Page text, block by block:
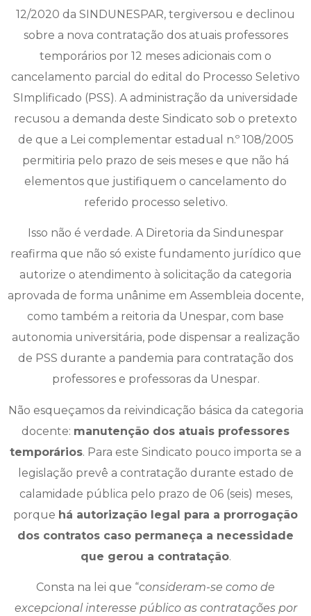
12/2020 da SINDUNESPAR, tergiversou e declinou
sobre a nova contratação dos atuais professores
temporários por 12 meses adicionais com o
cancelamento parcial do edital do Processo Seletivo
SImplificado (PSS). A administração da universidade
recusou a demanda deste Sindicato sob o pretexto
de que a Lei complementar estadual n.º 108/2005
permitiria pelo prazo de seis meses e que não há
elementos que justifiquem o cancelamento do
referido processo seletivo.
Isso não é verdade. A Diretoria da Sindunespar
reafirma que não só existe fundamento jurídico que
autorize o atendimento à solicitação da categoria
aprovada de forma unânime em Assembleia docente,
como também a reitoria da Unespar, com base
autonomia universitária, pode dispensar a realização
de PSS durante a pandemia para contratação dos
professores e professoras da Unespar.
Não esqueçamos da reivindicação básica da categoria
docente: manutenção dos atuais professores
temporários. Para este Sindicato pouco importa se a
legislação prevê a contratação durante estado de
calamidade pública pelo prazo de 06 (seis) meses,
porque há autorização legal para a prorrogação
dos contratos caso permaneça a necessidade
que gerou a contratação.
Consta na lei que “consideram-se como de
excepcional interesse público as contratações por